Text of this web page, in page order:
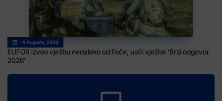
6 Augusta, 2026
EUFOR izveo vježbu nedaleko od Foče, uoči vježbe ‘Brzi odgovor
2026’